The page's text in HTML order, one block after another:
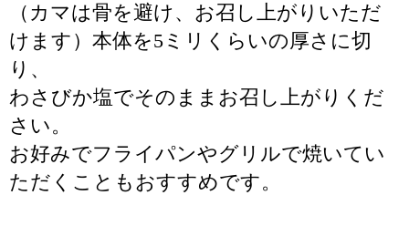
（カマは骨を避け、お召し上がりいただ
けます）本体を5ミリくらいの厚さに切
り、
わさびか塩でそのままお召し上がりくだ
さい。
お好みでフライパンやグリルで焼いてい
ただくこともおすすめです。